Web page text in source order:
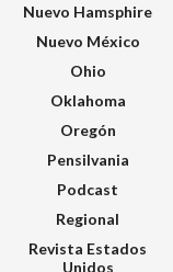
Nuevo Hamsphire
Nuevo México
Ohio
Oklahoma
Oregón
Pensilvania
Podcast
Regional
Revista Estados
Unidos